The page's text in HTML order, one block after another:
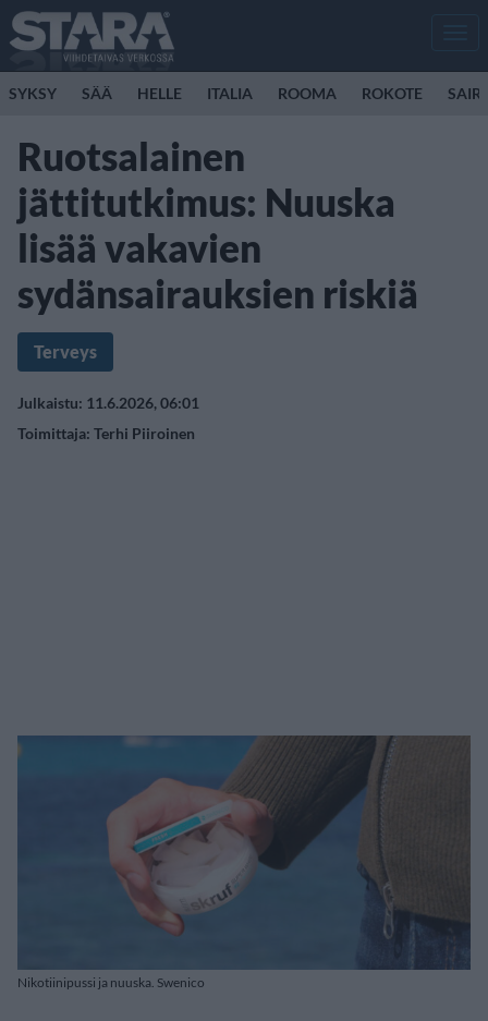
SYKSY SÄÄ HELLE ITALIA ROOMA ROKOTE
Ruotsalainen
jättitutkimus: Nuuska
lisää vakavien
sydänsairauksien riskiä
Terveys
Julkaistu: 11.6.2026, 06:01
Toimittaja: Terhi Piiroinen
Nikotiinipussi ja nuuska. Swenico